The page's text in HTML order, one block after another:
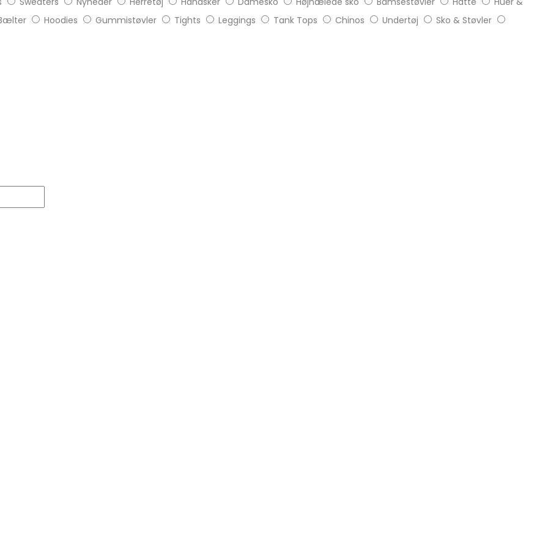
Hoodies Gummistøvler Tights Leggings Tank Tops Chinos Undertøj Sko & Støvler